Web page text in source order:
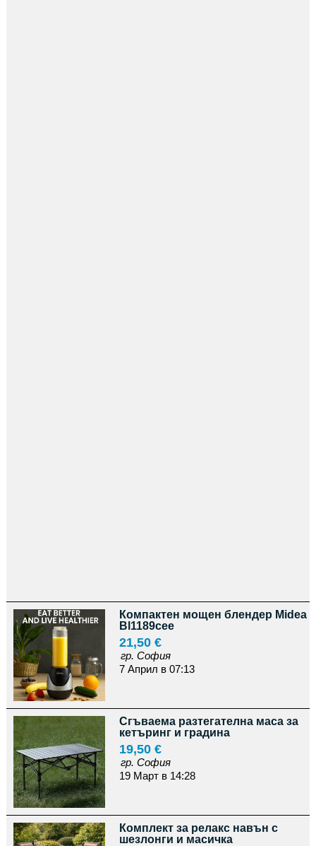
Компактен мощен блендер Midea
Bl1189cee
21,50 €
гр. София
7 Април в 07:13
Сгъваема разтегателна маса за
кетъринг и градина
19,50 €
гр. София
19 Март в 14:28
Комплект за релакс навън с
шезлонги и масичка